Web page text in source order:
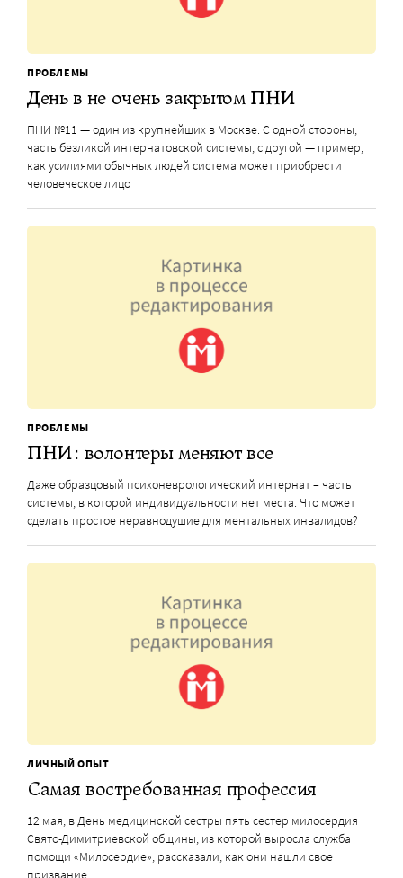
ПРОБЛЕМЫ
День в не очень закрытом ПНИ
ПНИ №11 — один из крупнейших в Москве. С одной стороны,
часть безликой интернатовской системы, с другой — пример,
как усилиями обычных людей система может приобрести
человеческое лицо
ПРОБЛЕМЫ
ПНИ: волонтеры меняют все
Даже образцовый психоневрологический интернат – часть
системы, в которой индивидуальности нет места. Что может
сделать простое неравнодушие для ментальных инвалидов?
ЛИЧНЫЙ ОПЫТ
Самая востребованная профессия
12 мая, в День медицинской сестры пять сестер милосердия
Свято-Димитриевской общины, из которой выросла служба
помощи «Милосердие», рассказали, как они нашли свое